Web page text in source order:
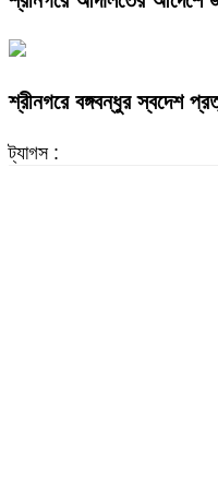
শ্রীনগরে বঙ্গবন্ধুর স্বদেশ
ট্যাগস :